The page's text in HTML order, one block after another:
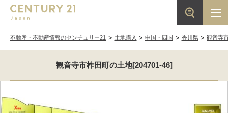
不動産・不動産情報のセンチュリー21 土地購入 中国・四国 香川県 観音寺
観音寺市柞田町の土地[204701-46]